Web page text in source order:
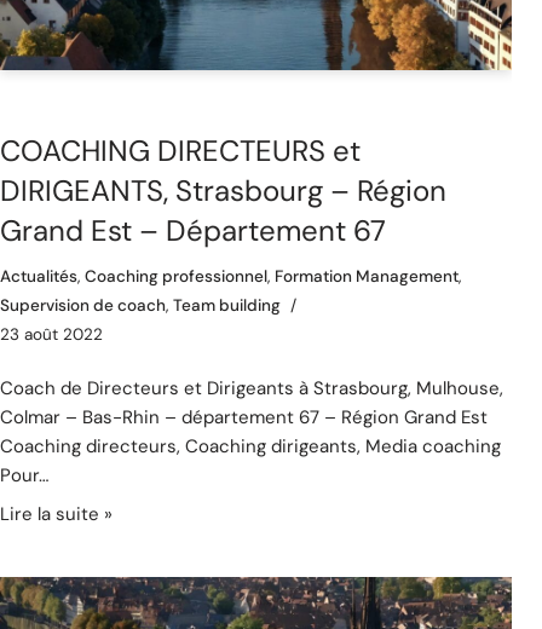
COACHING DIRECTEURS et
DIRIGEANTS, Strasbourg – Région
Grand Est – Département 67
Actualités, Coaching professionnel, Formation Management,
Supervision de coach, Team building
23 août 2022
Coach de Directeurs et Dirigeants à Strasbourg, Mulhouse,
Colmar – Bas-Rhin – département 67 – Région Grand Est
Coaching directeurs, Coaching dirigeants, Media coaching
Pour…
Lire la suite »